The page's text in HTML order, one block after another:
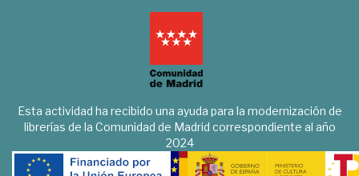
Esta actividad ha recibido una ayuda para la modernización de
librerías de la Comunidad de Madrid correspondiente al año
2024